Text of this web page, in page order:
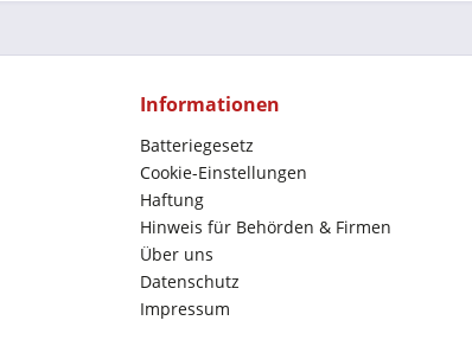
Informationen
Batteriegesetz
Cookie-Einstellungen
Haftung
Hinweis für Behörden & Firmen
Über uns
Datenschutz
Impressum